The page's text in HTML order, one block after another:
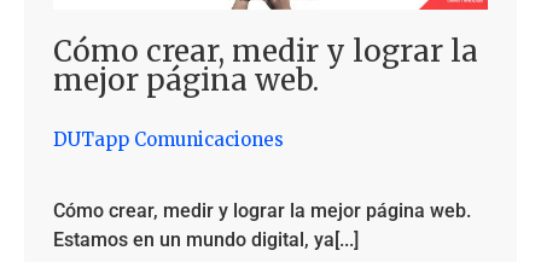
Cómo crear, medir y lograr la
mejor página web.
DUTapp Comunicaciones
Cómo crear, medir y lograr la mejor página web.
Estamos en un mundo digital, ya[...]